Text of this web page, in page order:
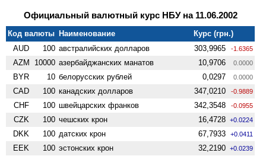
Официальный валютный курс НБУ на 11.06.2002
Код валюты Наименование
Курс (грн.)
AUD
100 австралийских долларов 303,9965 -1.6365
AZM 10000 азербайджанских манатов 10,9706 0.0000
BYR 10 белорусских рублей 0,0297 0.0000
CAD 100 канадских долларов 347,0210 -0.9889
CHF 100 швейцарских франков 342,3548 -0.0955
CZK 100 чешских крон 16,4728 +0.0224
DKK 100 датских крон 67,7933 +0.0411
EEK 100 эстонских крон 32,2190 +0.0239